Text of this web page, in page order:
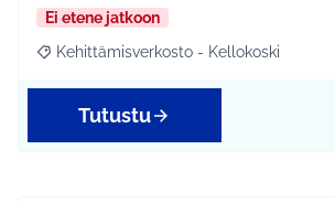
Ei etene jatkoon
Rajaa tulokset aihepiirin mukaan:
Kehittämisverkosto - Kellokoski
Tutustu